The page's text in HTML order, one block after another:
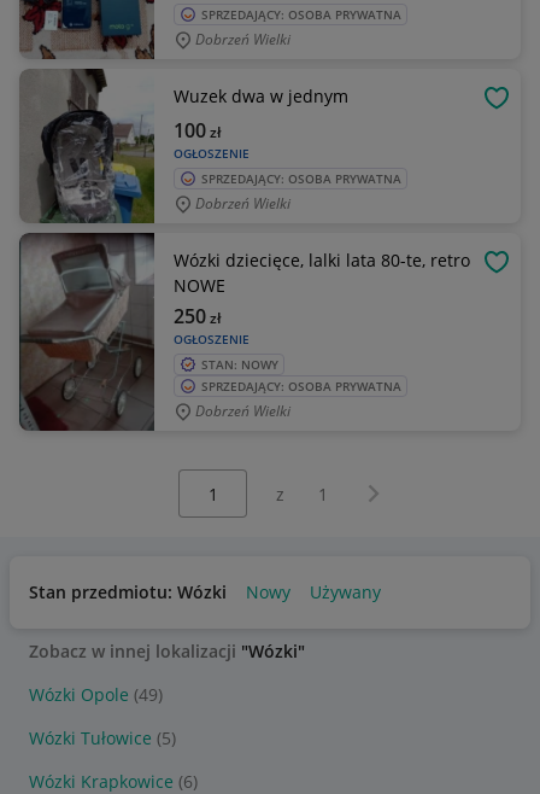
SPRZEDAJĄCY: OSOBA PRYWATNA
Dobrzeń Wielki
Wuzek dwa w jednym
OGŁOSZENIE
100zł
SPRZEDAJĄCY: OSOBA PRYWATNA
Dobrzeń Wielki
Wózki dziecięce, lalki lata 80-te, retro
NOWE
OGŁOSZENIE
250zł
STAN: NOWY
SPRZEDAJĄCY: OSOBA PRYWATNA
Dobrzeń Wielki
z 1 Następna strona
Stan przedmiotu: Wózki Nowy Używany
Zobacz w innej lokalizacji "Wózki"
Wózki Opole (49)
Wózki Tułowice (5)
Wózki Krapkowice (6)